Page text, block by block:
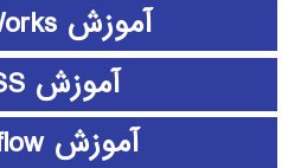
آموزش SolidWorks
آموزش SPSS
آموزش stateflow